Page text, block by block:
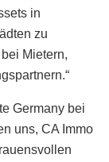
in
zu
Mietern,
Germany bei
uns, CA Immo